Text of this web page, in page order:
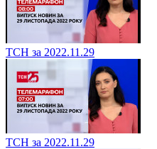
ТСН за 2022.11.29
ТСН за 2022.11.29